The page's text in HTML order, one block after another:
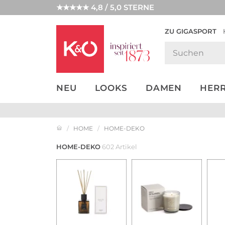
★★★★★ 4,8 / 5,0 STERNE
ZU GIGASPORT
NEU LOOKS DAMEN
NEW IN
WEDDING
HOME HOME-DEKO
HOME-DEKO 602 Artikel